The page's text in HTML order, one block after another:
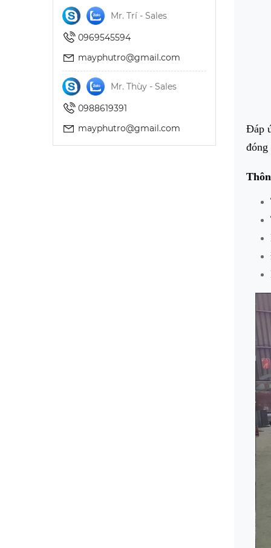
Mr. Trí - Sales
0969545594
mayphutro@gmail.com
Mr. Thùy - Sales
0988619391
mayphutro@gmail.com
Đáp
đóng